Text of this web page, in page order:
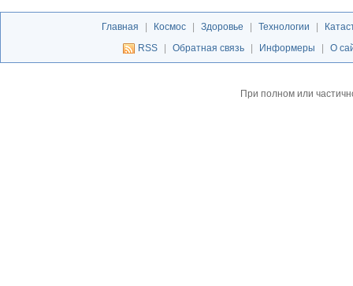
Главная | Космос | Здоровье | Технологии |
RSS
| Обратная связь | Информеры | О
При полном или